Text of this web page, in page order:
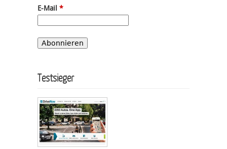
E-Mail *
Testsieger